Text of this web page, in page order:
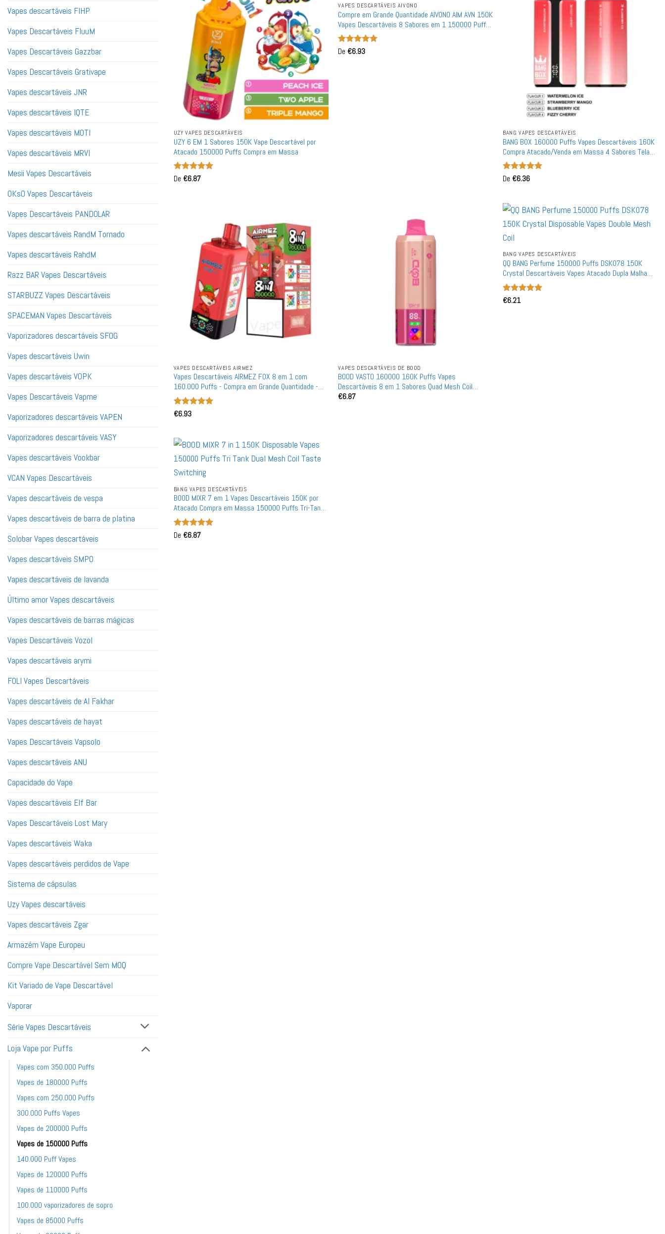
Vapes descartáveis ​​FIHP
Vapes Descartáveis ​​FluuM
Vapes Descartáveis ​​Gazzbar
Vapes Descartáveis ​​Grativape
Vapes descartáveis ​​JNR
Vapes descartáveis ​​IQTE
Vapes descartáveis ​​MOTI
Vapes descartáveis ​​MRVI
Mesii Vapes Descartáveis
OKsO Vapes Descartáveis
Vapes Descartáveis PANDOLAR
Vapes descartáveis ​​RandM Tornado
Vapes descartáveis ​​RahdM
Razz BAR Vapes Descartáveis
STARBUZZ Vapes Descartáveis
SPACEMAN Vapes Descartáveis
Vaporizadores descartáveis ​​SFOG
Vapes descartáveis ​​​​Uwin
Vapes descartáveis ​​VOPK
Vapes Descartáveis ​​Vapme
Vaporizadores descartáveis ​​VAPEN
Vaporizadores descartáveis ​​VASY
Vapes descartáveis ​​Vookbar
VCAN Vapes Descartáveis
Vapes descartáveis ​​de vespa
Vapes descartáveis ​​de barra de platina
Solobar Vapes descartáveis
Vapes descartáveis ​​​​SMPO
Vapes descartáveis ​​de lavanda
Último amor Vapes descartáveis
Vapes descartáveis ​​de barras mágicas
Vapes Descartáveis ​​Vozol
Vapes descartáveis ​​arymi
FOLI Vapes Descartáveis
Vapes descartáveis ​​de Al Fakhar
Vapes descartáveis ​​de hayat
Vapes Descartáveis ​​Vapsolo
Vapes descartáveis ​​ANU
Capacidade do Vape
Vapes descartáveis ​​​​Elf Bar
Vapes Descartáveis ​​Lost Mary
Vapes descartáveis ​​​​Waka
Vapes descartáveis ​​perdidos de Vape
Sistema de cápsulas
Uzy Vapes descartáveis
Vapes descartáveis ​​Zgar
Armazém Vape Europeu
Compre Vape Descartável Sem MOQ
Kit Variado de Vape Descartável
Vaporar
Série Vapes Descartáveis
Loja Vape por Puffs
Vapes com 350.000 Puffs
Vapes de 180000 Puffs
Vapes com 250.000 Puffs
300.000 Puffs Vapes
Vapes de 200000 Puffs
Vapes de 150000 Puffs
140.000 Puff Vapes
Vapes de 120000 Puffs
Vapes de 110000 Puffs
100.000 vaporizadores de sopro
Vapes de 85000 Puffs
UZY VAPES DESCARTÁVEIS
UZY 6 EM 1 Sabores 150K Vape Descartável por
Atacado 150000 Puffs Compra em Massa
Avaliação
De €6.87
VAPES DESCARTÁVEIS ​​AIVONO
Compre em Grande Quantidade AIVONO AIM AVN 150K
Vapes Descartáveis 8 Sabores em 1 150000 Puffs
por Atacado
Avaliação
De €6.93
BANG VAPES DESCARTÁVEIS
BANG BOX 160000 Puffs Vapes Descartáveis 160K
Compra Atacado/Venda em Massa 4 Sabores Tela
Digital Inteligente
Avaliação
De €6.36
VAPES DESCARTÁVEIS AIRMEZ
Vapes Descartáveis AIRMEZ FOX 8 em 1 com
160.000 Puffs - Compra em Grande Quantidade -
Capacidade de 60ml - Bobina de Malha - Caixa de
Exibição
Avaliação
€6.93
VAPES DESCARTÁVEIS ​​DE BOOD
BOOD VASTO 160000 160K Puffs Vapes
Descartáveis 8 em 1 Sabores Quad Mesh Coil
Compra por Atacado em Grande Quantidade
€6.87
BANG VAPES DESCARTÁVEIS
QQ BANG Perfume 150000 Puffs DSK078 150K
Crystal Descartáveis Vapes Atacado Dupla Malha
Bobina Compra em Massa
Avaliação
€6.21
BANG VAPES DESCARTÁVEIS
BOOD MIXR 7 em 1 Vapes Descartáveis 150K por
Atacado Compra em Massa 150000 Puffs Tri-Tank
Avaliação
De €6.87